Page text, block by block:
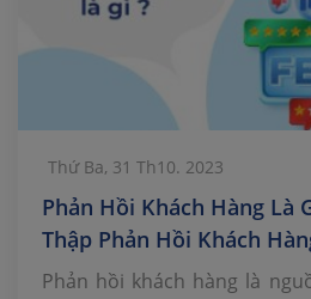
Thứ Ba, 31 Th10. 2023
Phản Hồi Khách Hàng Là
Thập Phản Hồi Khách
Phản hồi khách hàng là